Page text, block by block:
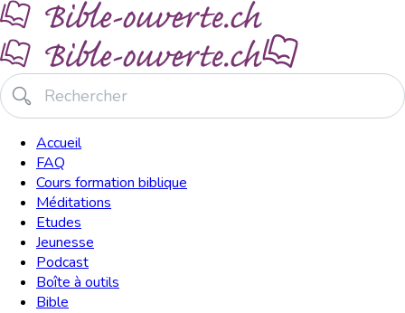
Accueil
FAQ
Cours formation biblique
Méditations
Etudes
Jeunesse
Podcast
Boîte à outils
Bible